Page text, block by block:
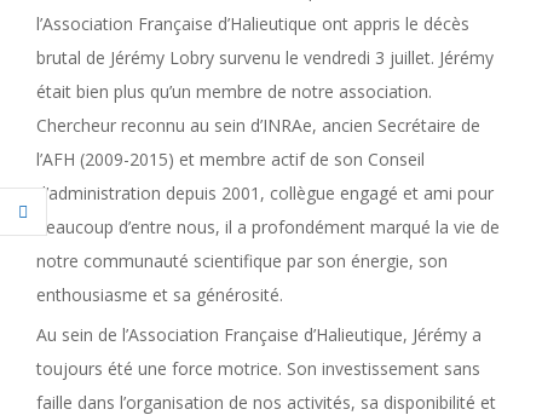
l’Association Française d’Halieutique ont appris le décès
brutal de Jérémy Lobry survenu le vendredi 3 juillet. Jérémy
était bien plus qu’un membre de notre association.
Chercheur reconnu au sein d’INRAe, ancien Secrétaire de
l’AFH (2009-2015) et membre actif de son Conseil
d’administration depuis 2001, collègue engagé et ami pour
beaucoup d’entre nous, il a profondément marqué la vie de
notre communauté scientifique par son énergie, son
enthousiasme et sa générosité.
Au sein de l’Association Française d’Halieutique, Jérémy a
toujours été une force motrice. Son investissement sans
faille dans l’organisation de nos activités, sa disponibilité et